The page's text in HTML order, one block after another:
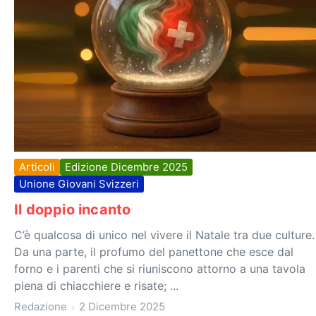
Articoli
Edizione Dicembre 2025
Unione Giovani Svizzeri
Il doppio incanto
C’è qualcosa di unico nel vivere il Natale tra due culture.
Da una parte, il profumo del panettone che esce dal
forno e i parenti che si riuniscono attorno a una tavola
piena di chiacchiere e risate; ...
Redazione 2 Dicembre 2025